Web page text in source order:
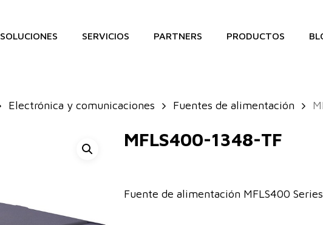
SOLUCIONES SERVICIOS PARTNERS PRODUCTOS
Electrónica y comunicaciones Fuentes de alimentación
MFLS400-1348-TF
Fuente de alimentación MFLS400